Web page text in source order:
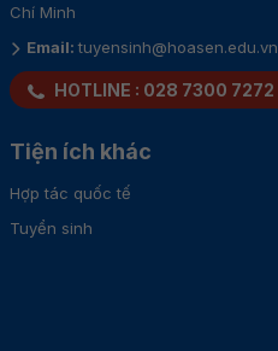
Chí Minh
Email:tuyensinh@hoasen.edu.vn
HOTLINE : 028 7300 7272
Tiện ích khác
Hợp tác quốc tế
Tuyển sinh